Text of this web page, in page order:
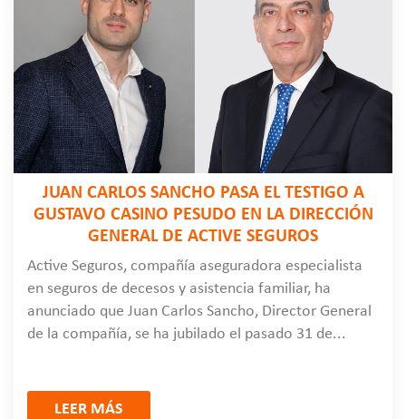
JUAN CARLOS SANCHO PASA EL TESTIGO A
GUSTAVO CASINO PESUDO EN LA DIRECCIÓN
GENERAL DE ACTIVE SEGUROS
Active Seguros, compañía aseguradora especialista
en seguros de decesos y asistencia familiar, ha
anunciado que Juan Carlos Sancho, Director General
de la compañía, se ha jubilado el pasado 31 de...
LEER MÁS